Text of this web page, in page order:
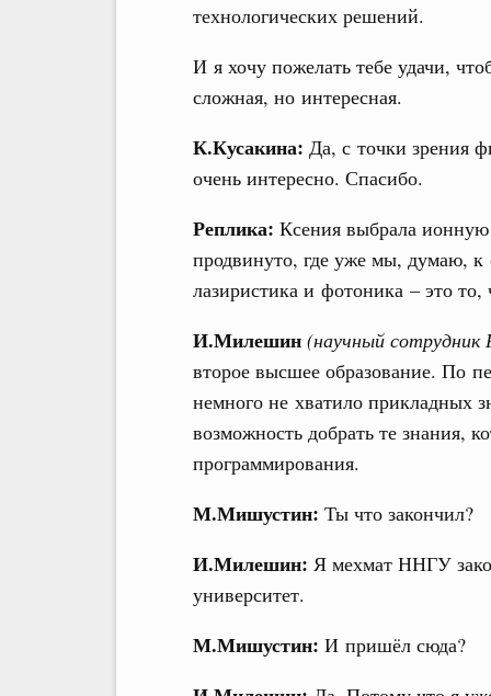
технологических решений.
И я хочу пожелать тебе удачи,
сложная, но интересная.
К.Кусакина: Да, с точки зрения
очень интересно. Спасибо.
Реплика: Ксения выбрала
продвинуто, где уже мы, думаю, к
лазиристика и фотоника – это то,
И.Милешин (научный
второе высшее образование. По
немного не хватило прикладных
возможность добрать те знания,
программирования.
М.Мишустин: Ты что закончил?
И.Милешин: Я мехмат ННГУ
университет.
М.Мишустин: И пришёл сюда?